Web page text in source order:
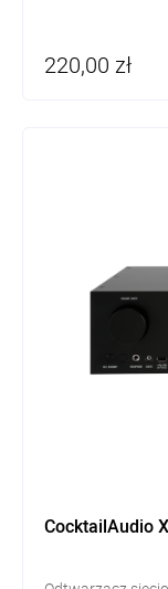
220,00 zł
CocktailAudio